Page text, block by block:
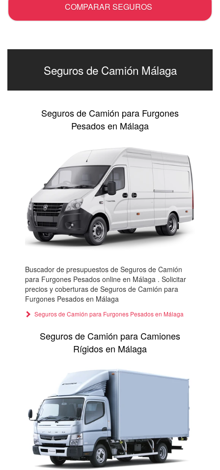
COMPARAR SEGUROS
Seguros de Camión Málaga
Seguros de Camión para Furgones
Pesados en Málaga
Buscador de presupuestos de Seguros de Camión
para Furgones Pesados online en Málaga . Solicitar
precios y coberturas de Seguros de Camión para
Furgones Pesados en Málaga
Seguros de Camión para Furgones Pesados en Málaga
Seguros de Camión para Camiones
Rígidos en Málaga